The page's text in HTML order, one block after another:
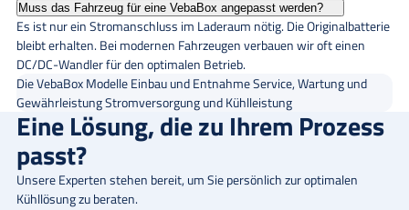
Muss das Fahrzeug für eine VebaBox angepasst werden?
Es ist nur ein Stromanschluss im Laderaum nötig. Die Originalbatterie
bleibt erhalten. Bei modernen Fahrzeugen verbauen wir oft einen
DC/DC-Wandler für den optimalen Betrieb.
Die VebaBox ModelleEinbau und EntnahmeService, Wartung und
GewährleistungStromversorgung und Kühlleistung
Eine Lösung, die zu Ihrem Prozess
passt?
Unsere Experten stehen bereit, um Sie persönlich zur optimalen
Kühllösung zu beraten.